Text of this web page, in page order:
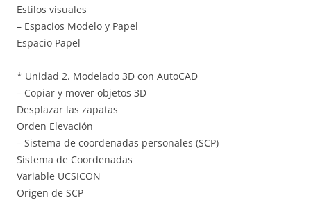
Estilos visuales
– Espacios Modelo y Papel
Espacio Papel
* Unidad 2. Modelado 3D con AutoCAD
– Copiar y mover objetos 3D
Desplazar las zapatas
Orden Elevación
– Sistema de coordenadas personales (SCP)
Sistema de Coordenadas
Variable UCSICON
Origen de SCP